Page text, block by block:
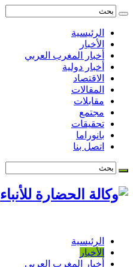
الرئيسية
الأخبار
أخبار المغرب العربي
أخبار دولية
الاقتصاد
المقالات
مقابلات
مجتمع
تحقيقات
بانوراما
اتصل بنا
الرئيسية
الأخبار
أخبار المغرب العربي